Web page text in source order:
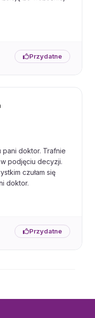
Przydatne
doktor. Trafnie
w podjęciu decyzji.
czułam się
doktor.
Przydatne